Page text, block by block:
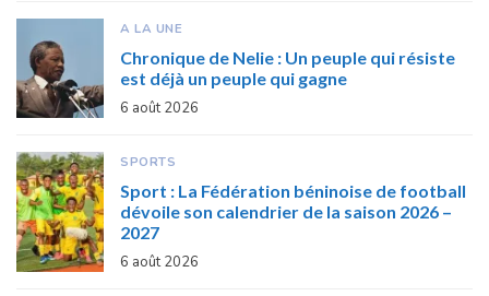
A LA UNE
Chronique de Nelie : Un peuple qui résiste
est déjà un peuple qui gagne
6 août 2026
SPORTS
Sport : La Fédération béninoise de football
dévoile son calendrier de la saison 2026 –
2027
6 août 2026